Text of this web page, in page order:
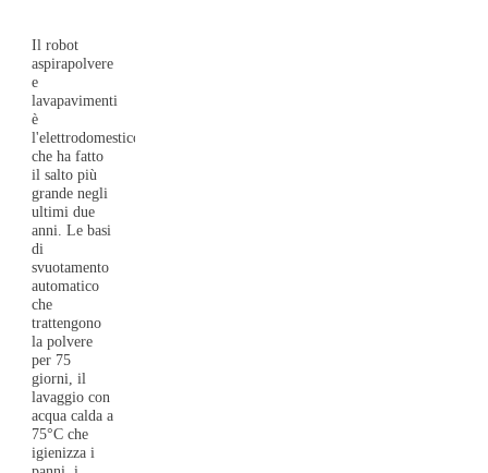
Il robot
aspirapolvere
e
lavapavimenti
è
l'elettrodomestico
che ha fatto
il salto più
grande negli
ultimi due
anni. Le basi
di
svuotamento
automatico
che
trattengono
la polvere
per 75
giorni, il
lavaggio con
acqua calda a
75°C che
igienizza i